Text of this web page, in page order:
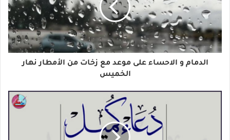
الدمام و الاحساء على موعد مع زخات من الأمطار نهار
الخميس